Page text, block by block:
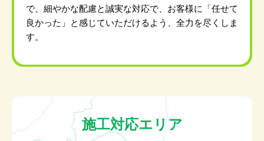
で、細やかな配慮と誠実な対応で、お客様に「任せて
良かった」と感じていただけるよう、全力を尽くしま
す。
施工対応エリア